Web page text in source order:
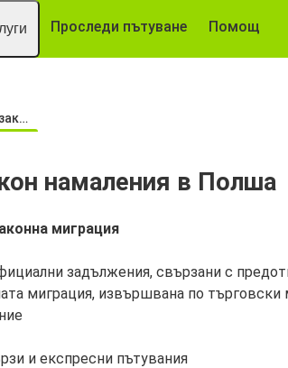
Проследи пътуване Помощ
намаления в Полша
миграция
задължения, свързани с
миграция, извършвана по
и експресни пътувания